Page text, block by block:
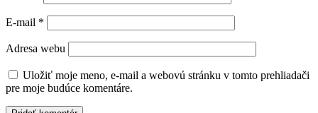
E-mail *
Adresa webu
Uložiť moje meno, e-mail a webovú stránku v tomto prehliadači
pre moje budúce komentáre.